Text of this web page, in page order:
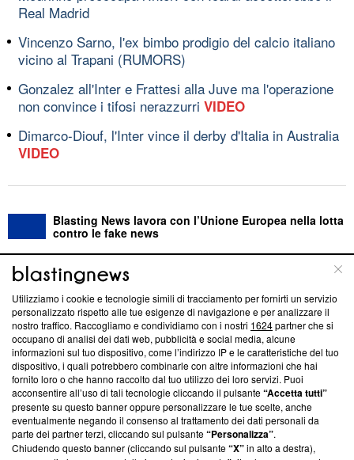
Real Madrid
Vincenzo Sarno, l'ex bimbo prodigio del calcio italiano
vicino al Trapani (RUMORS)
Gonzalez all'Inter e Frattesi alla Juve ma l'operazione
non convince i tifosi nerazzurri VIDEO
Dimarco-Diouf, l'Inter vince il derby d'Italia in Australia
VIDEO
Blasting News lavora con l’Unione Europea nella lotta
contro le fake news
ABOUT LINEA EDITORIALE
Questa sezione offre informazioni trasparenti su Blasting
News, sui nostri processi editoriali e su come ci impegniamo a
creare news di qualità. Inoltre, afferma la nostra aderenza a
‘Trust Project - News with Integrity’Blasting News non è
ancora membro del programma, ma ha richiesto di farne
parte; Trust Project non ha ancora effettuato una verifica di
conformità agli standard.
Su di noi
Utilizziamo i cookie e tecnologie simili di tracciamento per fornirti un servizio
personalizzato rispetto alle tue esigenze di navigazione e per analizzare il
nostro traffico. Raccogliamo e condividiamo con i nostri 1624partner che si
occupano di analisi dei dati web, pubblicità e social media, alcune
informazioni sul tuo dispositivo, come l’indirizzo IP e le caratteristiche del tuo
dispositivo, i quali potrebbero combinarle con altre informazioni che hai
fornito loro o che hanno raccolto dal tuo utilizzo dei loro servizi. Puoi
acconsentire all’uso di tali tecnologie cliccando il pulsante“Accetta tutti”
presente su questo banner oppure personalizzare le tue scelte, anche
eventualmente negando il consenso al trattamento dei dati personali da
parte dei partner terzi, cliccando sul pulsante“Personalizza”.
Chiudendo questo banner (cliccando sul pulsante“X”in alto a destra),